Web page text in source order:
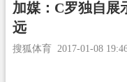
加媒：C罗独自展
远
搜狐体育 2017-01-08